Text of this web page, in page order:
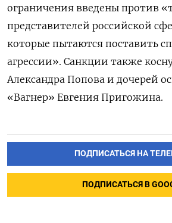
ограничения введены против
представителей российской
которые пытаются поставить
агрессии». Санкции также
Александра Попова и дочерей
«Вагнер» Евгения Пригожина.
ПОДПИСАТЬСЯ НА
ПОДПИСАТЬСЯ В